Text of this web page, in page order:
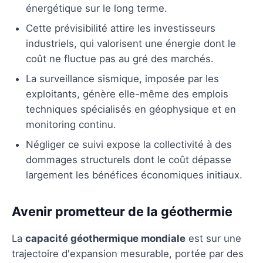
énergétique sur le long terme.
Cette prévisibilité attire les investisseurs
industriels, qui valorisent une énergie dont le
coût ne fluctue pas au gré des marchés.
La surveillance sismique, imposée par les
exploitants, génère elle-même des emplois
techniques spécialisés en géophysique et en
monitoring continu.
Négliger ce suivi expose la collectivité à des
dommages structurels dont le coût dépasse
largement les bénéfices économiques initiaux.
Avenir prometteur de la géothermie
La capacité géothermique mondiale est sur une
trajectoire d'expansion mesurable, portée par des